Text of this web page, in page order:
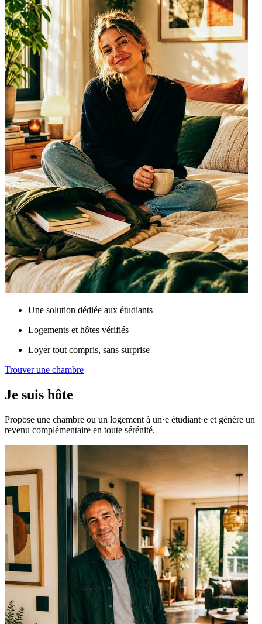
Une solution dédiée aux étudiants
Logements et hôtes vérifiés
Loyer tout compris, sans surprise
Trouver une chambre
Je suis hôte
Propose une chambre ou un logement à un·e étudiant·e et génère un
revenu complémentaire en toute sérénité.